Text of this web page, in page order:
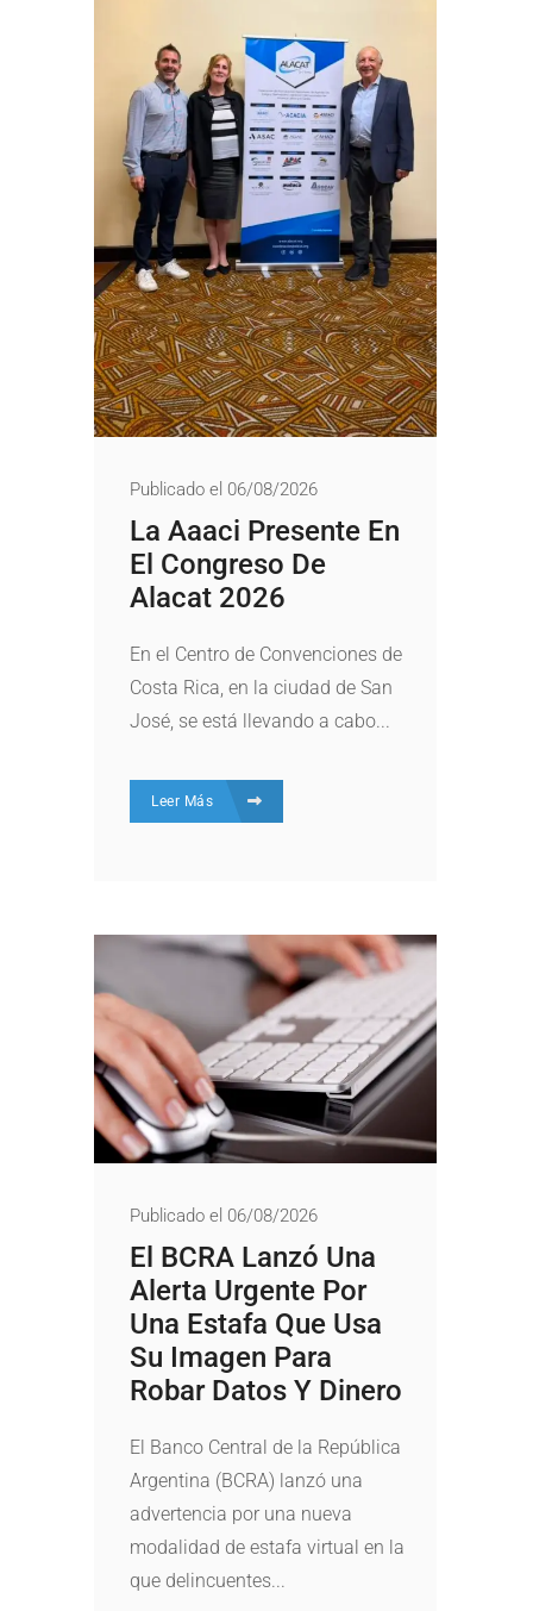
Publicado el 06/08/2026
La Aaaci Presente En
El Congreso De
Alacat 2026
En el Centro de Convenciones de
Costa Rica, en la ciudad de San
José, se está llevando a cabo...
Leer Más
Publicado el 06/08/2026
El BCRA Lanzó Una
Alerta Urgente Por
Una Estafa Que Usa
Su Imagen Para
Robar Datos Y Dinero
El Banco Central de la República
Argentina (BCRA) lanzó una
advertencia por una nueva
modalidad de estafa virtual en la
que delincuentes...